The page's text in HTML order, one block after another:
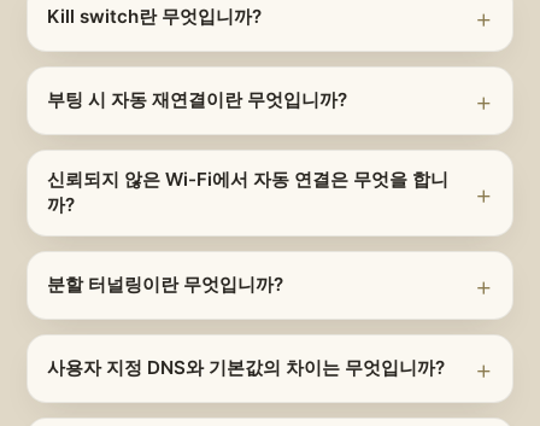
Kill switch란 무엇입니까?
부팅 시 자동 재연결이란 무엇입니까?
신뢰되지 않은 Wi-Fi에서 자동 연결은 무엇을 합니
까?
분할 터널링이란 무엇입니까?
사용자 지정 DNS와 기본값의 차이는 무엇입니까?